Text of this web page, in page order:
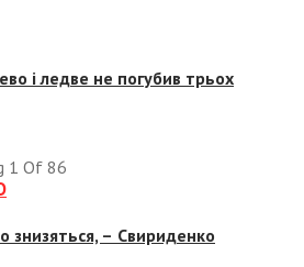
і ледве не погубив трьох
1 Of 86
знизяться, – Свириденко